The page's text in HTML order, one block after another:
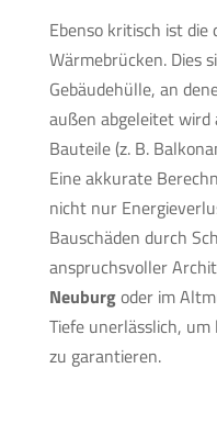
Ebenso kritisch ist
Wärmebrücken. Dies
Gebäudehülle, an
außen abgeleitet wird
Bauteile (z. B.
Eine akkurate
nicht nur
Bauschäden durch
anspruchsvoller
Neuburgoder im
Tiefe unerlässlich,
zu garantieren.